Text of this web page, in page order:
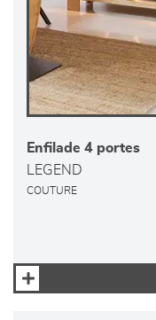
Enfilade 4 portes
LEGEND
COUTURE